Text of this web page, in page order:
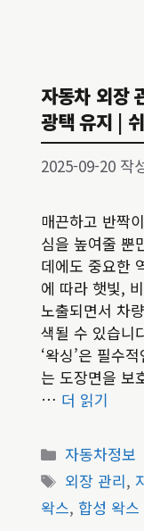
자동차 외장
광택 유지 |
2025-09-20 작
매끈하고 반짝
심을 높여줄 뿐
데에도 중요한
에 따라 햇빛,
노출되면서 차
색될 수 있습니
‘왁싱’은 필수
는 도장면을 보
… 더 읽기
카
테
고
리
자동차정보
태
그
외장 관리,
왁스, 합성 왁스